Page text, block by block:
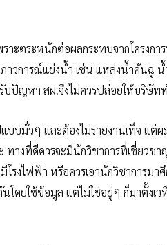
ะตระหนักต่อผลกระทบจากโครงก
าวการณ์แย่งน้ำ เช่น แหล่งน้ำคันฉู
บปัญหา สผ.จึงไม่ควรปล่อยให้บริษั
บบมั่วๆ และต้องไม่รายงานเท็จ แต่
ทางที่ดีควรจะมีนักวิชาการที่เชี่ยว
งไฟฟ้า หรือควรเอานักวิชาการมา
นโดยใช้ข้อมูล แต่ไม่ใช่อยู่ๆ ก็มาตั้งเ